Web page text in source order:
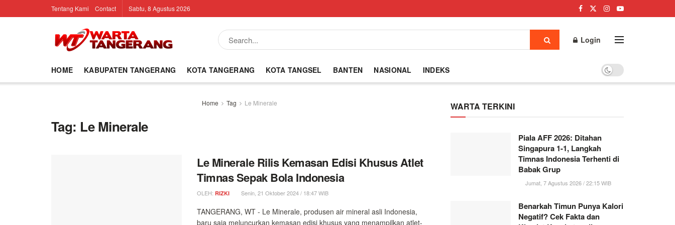
Tentang Kami Contact Sabtu, 8 Agustus 2026
Login
HOME KABUPATEN TANGERANG KOTA TANGERANG KOTA TANGSEL BANTEN NASIONAL INDEKS
Home Tag Le Minerale
Tag: Le Minerale
Le Minerale Rilis Kemasan Edisi Khusus Atlet
Timnas Sepak Bola Indonesia
OLEH: RIZKI Senin, 21 Oktober 2024 / 18:47 WIB
TANGERANG, WT - Le Minerale, produsen air mineral asli Indonesia,
baru saja meluncurkan kemasan edisi khusus yang menampilkan atlet-
WARTA TERKINI
Piala AFF 2026: Ditahan
Singapura 1-1, Langkah
Timnas Indonesia Terhenti di
Babak Grup
Jumat, 7 Agustus 2026 / 22:15 WIB
Benarkah Timun Punya Kalori
Negatif? Cek Fakta dan